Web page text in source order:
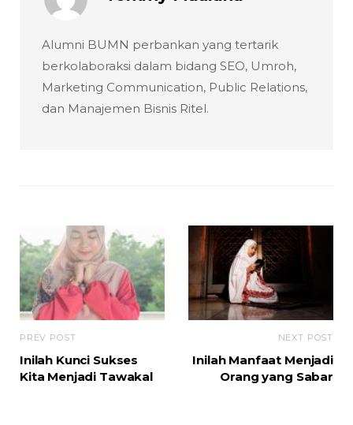
Alumni BUMN perbankan yang tertarik
berkolaboraksi dalam bidang SEO, Umroh,
Marketing Communication, Public Relations,
dan Manajemen Bisnis Ritel.
PREV POST
Inilah Kunci Sukses
Kita Menjadi Tawakal
NEXT POST
Inilah Manfaat Menjadi
Orang yang Sabar